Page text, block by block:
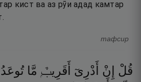
кист ва аз рӯи адад камтар
тафсир
قُلْ إِنْ أَدْرِىٓ أَقَرِيبٌۭ مَّا